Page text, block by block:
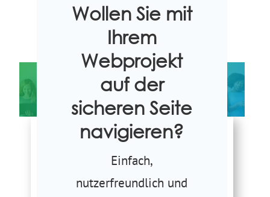
MEHR ERFAHREN
Wollen Sie mit
Ihrem
Webprojekt
auf der
sicheren Seite
navigieren?
Einfach,
nutzerfreundlich und